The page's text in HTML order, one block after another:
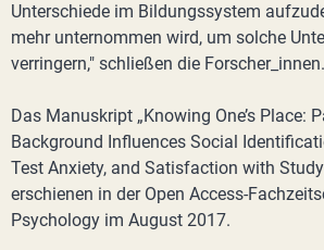
Unterschiede im Bildungssystem
mehr unternommen wird, um solche
verringern," schließen die Forscher_innen.
Das Manuskript „Knowing One’s Place:
Background Influences Social
Test Anxiety, and Satisfaction with
erschienen in der Open Access-
Psychology im August 2017.